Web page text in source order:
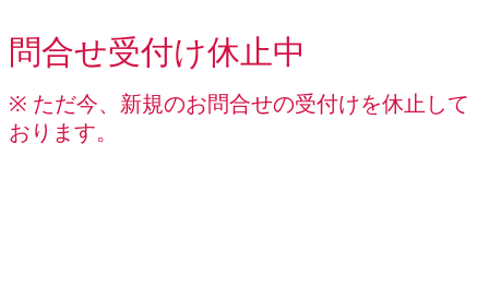
問合せ受付け休止中
※ ただ今、新規のお問合せの受付けを休止して
おります。